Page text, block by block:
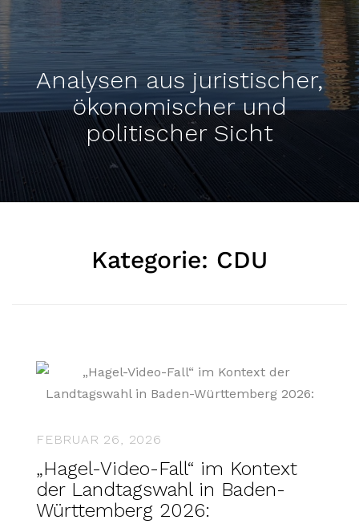
Analysen aus juristischer,
ökonomischer und
politischer Sicht
Kategorie: CDU
FEBRUAR 26, 2026
„Hagel-Video-Fall“ im Kontext
der Landtagswahl in Baden-
Württemberg 2026: